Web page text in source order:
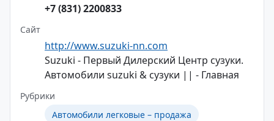
+7 (831) 2200833
Сайт
http://www.suzuki-nn.com
Suzuki - Первый Дилерский Центр сузуки.
Автомобили suzuki & сузуки || - Главная
Рубрики
Автомобили легковые – продажа